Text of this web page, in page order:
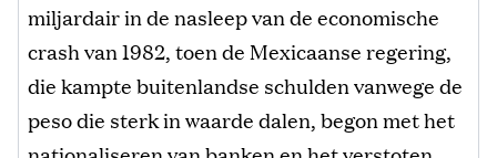
miljardair in de nasleep van de economische
crash van 1982, toen de Mexicaanse regering,
die kampte buitenlandse schulden vanwege de
peso die sterk in waarde dalen, begon met het